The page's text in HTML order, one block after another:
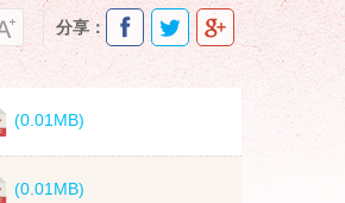
分享：
(0.01MB)
(0.01MB)